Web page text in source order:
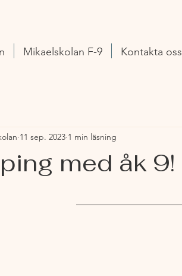
Mikaelskolan F-9 Kontakta oss
med åk 9!
11 sep. 2023 1 min läsning